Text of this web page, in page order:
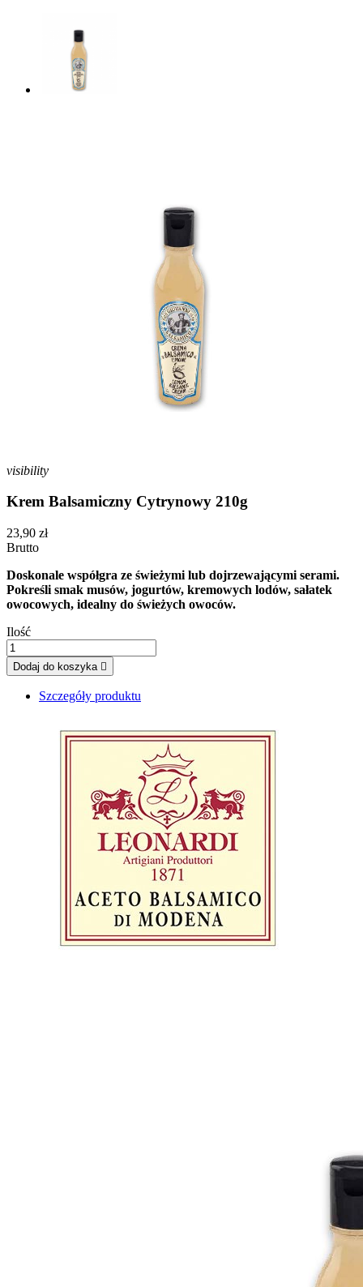
visibility
Krem Balsamiczny Cytrynowy 210g
23,90 zł
Brutto
Doskonale współgra ze świeżymi lub dojrzewającymi serami.
Pokreśli smak musów, jogurtów, kremowych lodów, sałatek
owocowych, idealny do świeżych owoców.
Ilość
Dodaj do koszyka 
Szczegóły produktu